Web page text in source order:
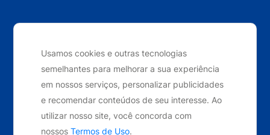
Usamos cookies e outras tecnologias
semelhantes para melhorar a sua experiência
em nossos serviços, personalizar publicidades
e recomendar conteúdos de seu interesse. Ao
utilizar nosso site, você concorda com
nossosTermos de Uso.
reservados. 2024
Desenvolvido por Elo Ideias